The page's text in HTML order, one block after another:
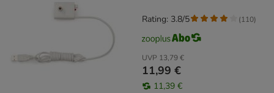
UVP 13,79 €
11,99 €
11,39 €
Rating: 3.8/5 (110)